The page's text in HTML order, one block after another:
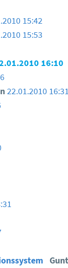
15:42
15:53
16:10
22.01.2010